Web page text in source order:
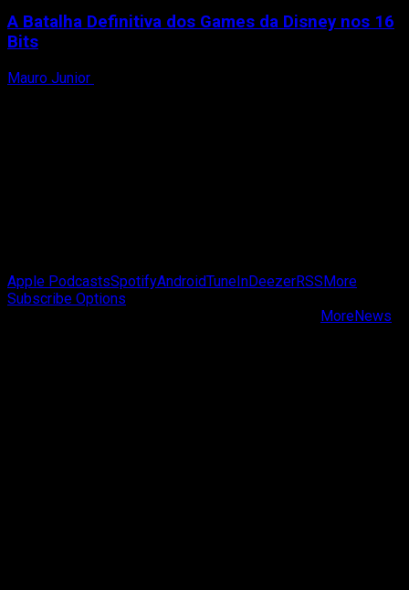
A Batalha Definitiva dos Games da Disney nos 16
Bits
Mauro Junior
Apple PodcastsSpotifyAndroidTuneInDeezerRSSMore
Subscribe Options
MoreNews